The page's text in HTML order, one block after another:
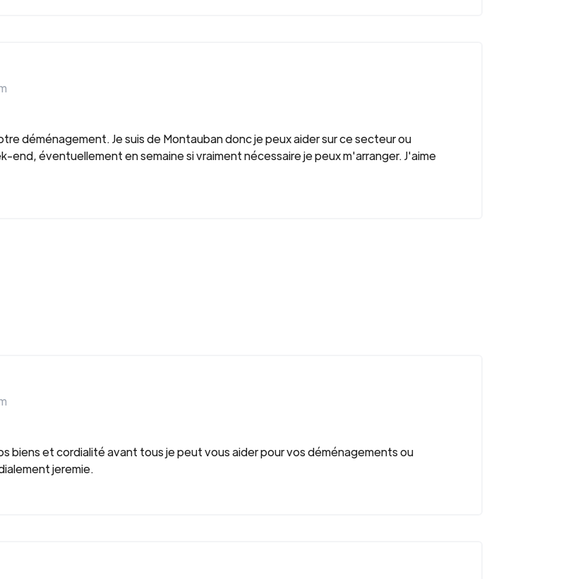
déménagement. Je suis de Montauban donc je peux aider sur ce secteur ou
éventuellement en semaine si vraiment nécessaire je peux m'arranger. J'aime
biens et cordialité avant tous je peut vous aider pour vos déménagements ou
jeremie.